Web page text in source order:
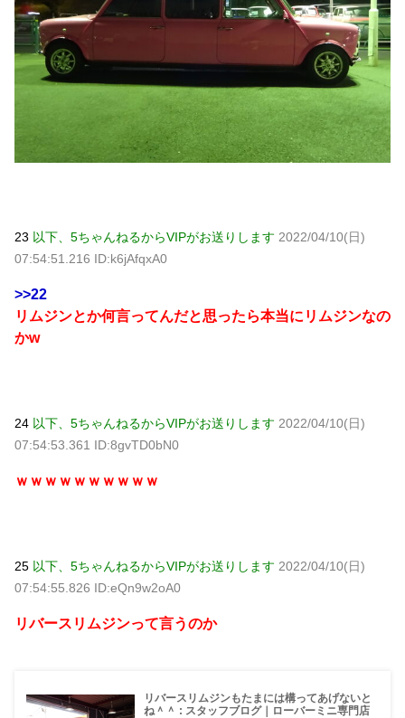
23 以下、5ちゃんねるからVIPがお送りします 2022/04/10(日)
07:54:51.216 ID:k6jAfqxA0
>>22
リムジンとか何言ってんだと思ったら本当にリムジンなの
かw
24 以下、5ちゃんねるからVIPがお送りします 2022/04/10(日)
07:54:53.361 ID:8gvTD0bN0
ｗｗｗｗｗｗｗｗｗｗ
25 以下、5ちゃんねるからVIPがお送りします 2022/04/10(日)
07:54:55.826 ID:eQn9w2oA0
リバースリムジンって言うのか
リバースリムジンもたまには構ってあげないと
ね＾＾ : スタッフブログ｜ローバーミニ専門店